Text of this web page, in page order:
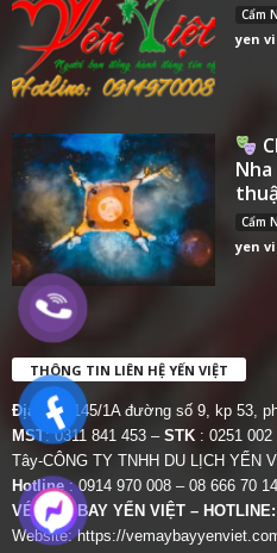
Cẩm
yen
Cẩm
yen
THÔNG TIN LIÊN HỆ YẾN VIỆT
Địa chỉ:
145/1A đường số 9, kp 53,
MST: 0311 841 453 – STK : 0251
Tây-CÔNG TY TNHH DU LỊCH YẾN
Hotline: 0914 970 008 – 08 666 70
VÉ MÁY BAY YẾN VIỆT – HOTLINE:
Website:https://